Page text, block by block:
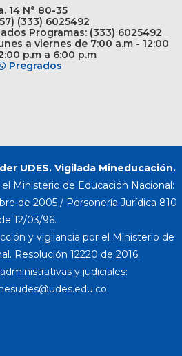
14 N° 80-35
(333) 6025492
Programas: (333) 6025492
a viernes de 7:00 a.m - 12:00
p.m a 6:00 p.m
Pregrados
UDES. Vigilada Mineducación.
Ministerio de Educación Nacional:
de 2005 / Personería Jurídica 810
de 12/03/96.
y vigilancia por el Ministerio de
Resolución 12220 de 2016.
y judiciales: